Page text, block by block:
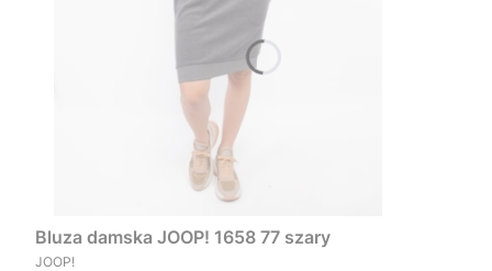
Bluza damska JOOP! 1658 77 szary
PRODUCENT
JOOP!